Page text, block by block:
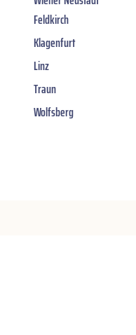
Feldkirch
Klagenfurt
Linz
Traun
Wolfsberg